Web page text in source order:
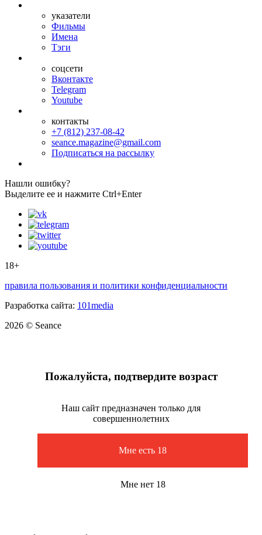
указатели
Фильмы
Имена
Тэги
соцсети
Вконтакте
Telegram
Youtube
контакты
+7 (812) 237-08-42
seance.magazine@gmail.com
Подписаться на рассылку
Нашли ошибку?
Выделите ее и нажмите Ctrl+Enter
18+
правила пользования и политики конфиденциальности
Разработка сайта: 101media
2026 © Seance
Пожалуйста, подтвердите возраст
Наш сайт предназначен только для
совершеннолетних
Мне есть 18
Мне нет 18